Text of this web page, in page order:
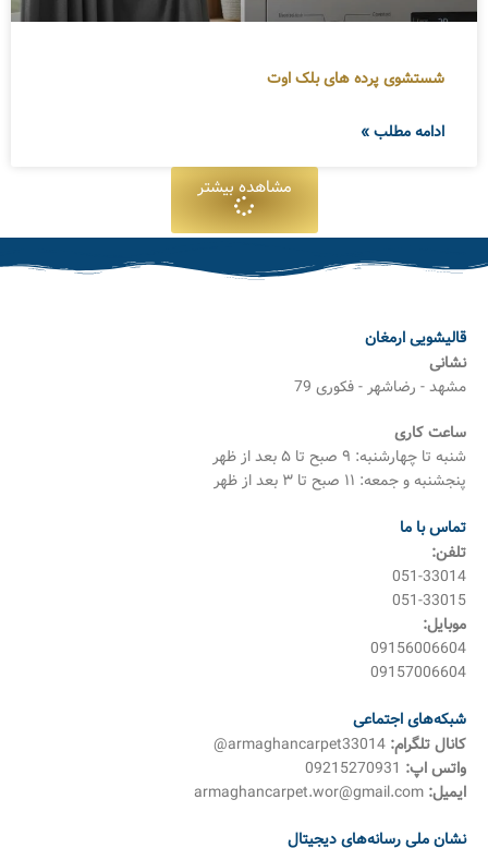
شستشوی پرده های بلک اوت
ادامه مطلب »
مشاهده بیشتر
قالیشویی ارمغان
نشانی
مشهد - رضاشهر - فکوری 79
ساعت کاری
شنبه تا چهارشنبه: ۹ صبح تا ۵ بعد از ظهر
پنجشنبه و جمعه: ۱۱ صبح تا ۳ بعد از ظهر
تماس با ما
تلفن:
051-33014
051-33015
موبایل:
09156006604
09157006604
شبکه‌های اجتماعی
کانال تلگرام:
واتس اپ: 09215270931
ایمیل:
نشان ملی رسانه‌های دیجیتال